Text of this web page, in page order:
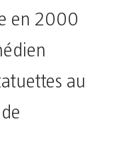
en 2000
au